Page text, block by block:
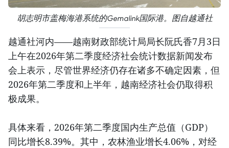
胡志明市盖梅海港系统的Gemalink国际港。图自越通社
越通社河内——越南财政部统计局局长阮氏香7月3日
上午在2026年第二季度经济社会统计数据新闻发布
会上表示，尽管世界经济仍存在诸多不确定因素，但
2026年第二季度和上半年，越南经济社会仍取得积
极成果。
具体来看，2026年第二季度国内生产总值（GDP）
同比增长8.39%。其中，农林渔业增长4.06%，对经